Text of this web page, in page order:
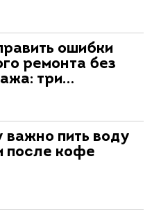
ошибки
ремонта без
три…
важно пить воду
после кофе